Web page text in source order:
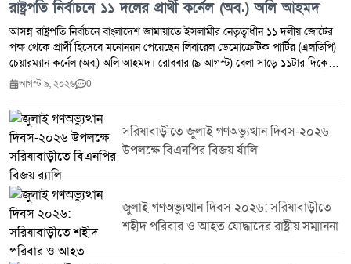
রাষ্ট্রপতি নির্বাচনে ১১ দলের প্রার্থী কর্নেল (অব.) অলি আহমদ
আসন্ন রাষ্ট্রপতি নির্বাচনে বাংলাদেশ জামায়াতে ইসলামীর নেতৃত্বাধীন ১১ দলীয় জোটের
পক্ষ থেকে প্রার্থী হিসেবে মনোনয়ন পেয়েছেন লিবারেল ডেমোক্রেটিক পার্টির (এলডিপি)
চেয়ারম্যান কর্নেল (অব.) অলি আহমদ। রোববার (৯ আগস্ট) বেলা সাড়ে ১১টার দিকে
বিরোধীদলীয় নেতা ও জামায়াতে ইসলামীর আমিরের বাসভবনে অনুষ্ঠিত জোটের বৈঠকে
রহমান। এতে উপস্থিত ছিলেন দলটির সেক্রেটারি জেনারেল মিয়া গোলাম পারওয়ার এবং
১১ দলীয় জোটের সমন্বয়ক ড. হামিদুর রহমান আযাদ। বৈঠকে আরও অংশ নেন
এমডিপির কর্নেল (অব.) অলি আহমদ, জাগপার রাশেদ প্রধান, খেলাফত মজলিসের
মামুনুল হক, জাতীয় নাগরিক পার্টির (এনসিপি) আহ্বায়ক নাহিদ ইসলাম এবং নাসিরুদ্দিন
পাটোয়ারী। এর আগে শনিবার (৮ আগস্ট) সন্ধ্যায় দেশের ২৩তম রাষ্ট্রপতি নির্বাচনে
অংশ নেওয়ার সিদ্ধান্ত জানায় জামায়াতে ইসলামী। রাজধানীর মগবাজারে দলটির কেন্দ্রীয়
কার্যালয়ে কেন্দ্রীয় নির্বাহী পরিষদের বৈঠকে এই সিদ্ধান্ত নেওয়া হয়।
আগস্ট ৯, ২০২৬ 0
সরিষাবাড়ীতে জুলাই গণঅভ্যুত্থান দিবস-২০২৬
উপলক্ষে বিএনপির বিজয় র্যালি
জুলাই গণঅভ্যুত্থান দিবস ২০২৬: সরিষাবাড়ীতে
শহীদ পরিবার ও আহত যোদ্ধাদের রাষ্ট্রীয় সম্মাননা